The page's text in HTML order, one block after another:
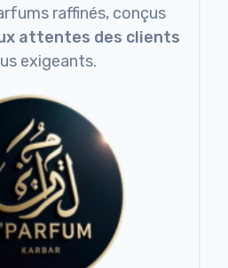
raffinés, conçus
attentes des clients
exigeants.